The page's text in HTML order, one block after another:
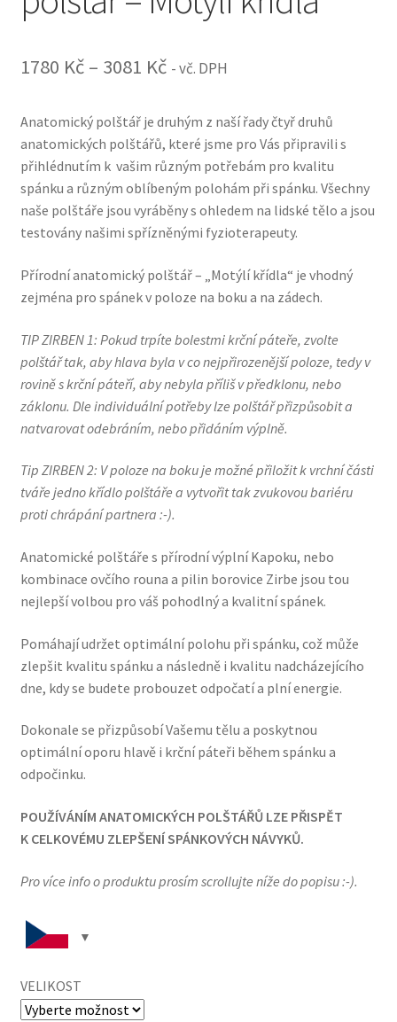
1780 Kč – 3081 KčRozpětí
1780 Kč
až
3081 Kč
- vč. DPH
Anatomický polštář je druhým z naší řady čtyř druhů
anatomických polštářů, které jsme pro Vás připravili s
přihlédnutím k vašim různým potřebám pro kvalitu
spánku a různým oblíbeným polohám při spánku. Všechny
naše polštáře jsou vyráběny s ohledem na lidské tělo a jsou
testovány našimi spřízněnými fyzioterapeuty.
Přírodní anatomický polštář – „Motýlí křídla“ je vhodný
zejména pro spánek v poloze na boku a na zádech.
TIP ZIRBEN 1: Pokud trpíte bolestmi krční páteře, zvolte
polštář tak, aby hlava byla v co nejpřirozenější poloze, tedy v
rovině s krční páteří, aby nebyla příliš v předklonu, nebo
záklonu. Dle individuální potřeby lze polštář přizpůsobit a
natvarovat odebráním, nebo přidáním výplně.
Tip ZIRBEN 2: V poloze na boku je možné přiložit k vrchní části
tváře jedno křídlo polštáře a vytvořit tak zvukovou bariéru
proti chrápání partnera :-).
Anatomické polštáře s přírodní výplní Kapoku, nebo
kombinace ovčího rouna a pilin borovice Zirbe jsou tou
nejlepší volbou pro váš pohodlný a kvalitní spánek.
Pomáhají udržet optimální polohu při spánku, což může
zlepšit kvalitu spánku a následně i kvalitu nadcházejícího
dne, kdy se budete probouzet odpočatí a plní energie.
Dokonale se přizpůsobí Vašemu tělu a poskytnou
optimální oporu hlavě i krční páteři během spánku a
odpočinku.
POUŽÍVÁNÍM ANATOMICKÝCH POLŠTÁŘŮ LZE PŘISPĚT
K CELKOVÉMU ZLEPŠENÍ SPÁNKOVÝCH NÁVYKŮ.
Pro více info o produktu prosím scrollujte níže do popisu :-).
VELIKOST